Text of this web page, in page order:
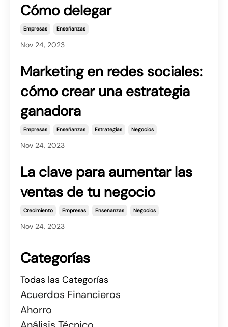
Cómo delegar
Empresas Enseñanzas
Nov 24, 2023
Marketing en redes sociales:
cómo crear una estrategia
ganadora
Empresas Enseñanzas Estrategias Negocios
Nov 24, 2023
La clave para aumentar las
ventas de tu negocio
Crecimiento Empresas Enseñanzas Negocios
Nov 24, 2023
Categorías
Todas las Categorías
Acuerdos Financieros
Ahorro